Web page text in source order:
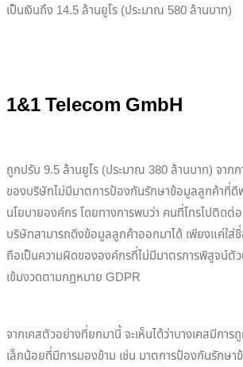
เป็นเงินถึง 14.5 ล้านยูโร (ประมาณ 580 ล้านบาท)
1&1 Telecom GmbH
ถูกปรับ 9.5 ล้านยูโร (ประมาณ 380 ล้านบาท) จาก
ของบริษัทไม่มีมาตการป้องกันรักษาข้อมูลลูกค้าที่ดี
นโยบายองค์กร โดยทางการพบว่า คนที่โทรไปติดต่
บริษัทสามารถดีงข้อมูลลูกค้าออกมาได้ เพียงแค่ใส่
ถือเป็นความผิดขององค์กรที่ไม่มีมาตรการพิสูจน์
เข้มงวดตามกฎหมาย GDPR
จากเคสตัวอย่างที่ยกมานี้ จะเห็นได้ว่าบางเคสมีการ
เล็กน้อยที่มีการมองข้าม เช่น มาตการป้องกันรักษ